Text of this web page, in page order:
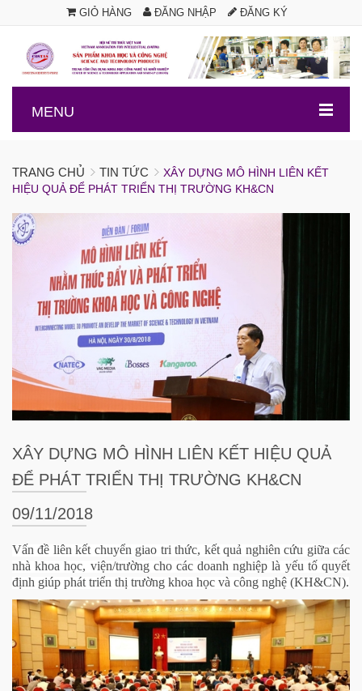
GIỎ HÀNG ĐĂNG NHẬP ĐĂNG KÝ
.
MENU
TRANG CHỦ TIN TỨC
XÂY DỰNG MÔ HÌNH LIÊN KẾT
HIỆU QUẢ ĐỂ PHÁT TRIỂN THỊ TRƯỜNG KH&CN
XÂY DỰNG MÔ HÌNH LIÊN KẾT HIỆU QUẢ
ĐỂ PHÁT TRIỂN THỊ TRƯỜNG KH&CN
09/11/2018
Vấn đề liên kết chuyển giao tri thức, kết quả nghiên cứu giữa các
nhà khoa học, viện/trường cho các doanh nghiệp là yếu tố quyết
định giúp phát triển thị trường khoa học và công nghệ (KH&CN).